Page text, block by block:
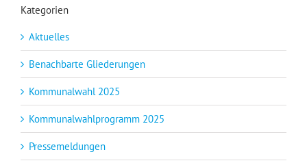
Kategorien
Aktuelles
Benachbarte Gliederungen
Kommunalwahl 2025
Kommunalwahlprogramm 2025
Pressemeldungen